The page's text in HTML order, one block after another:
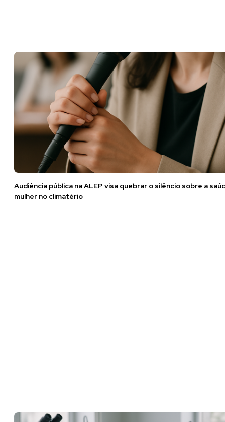
Audiência pública na ALEP visa quebrar o silêncio sobre a
mulher no climatério